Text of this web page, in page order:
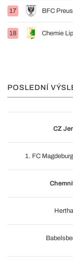
17 BFC
18 Chemie
POSLEDNÍ
CZ
1. FC Magdeburg
Hertha